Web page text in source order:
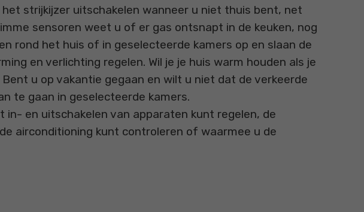
strijkijzer uitschakelen wanneer u niet thuis bent, net
sensoren weet u of er gas ontsnapt in de keuken, nog
rond het huis of in geselecteerde kamers op en slaan de
en verlichting regelen. Wil je je huis warm houden als je
u op vakantie gegaan en wilt u niet dat de verkeerde
te gaan in geselecteerde kamers.
en uitschakelen van apparaten kunt regelen, de
airconditioning kunt controleren of waarmee u de